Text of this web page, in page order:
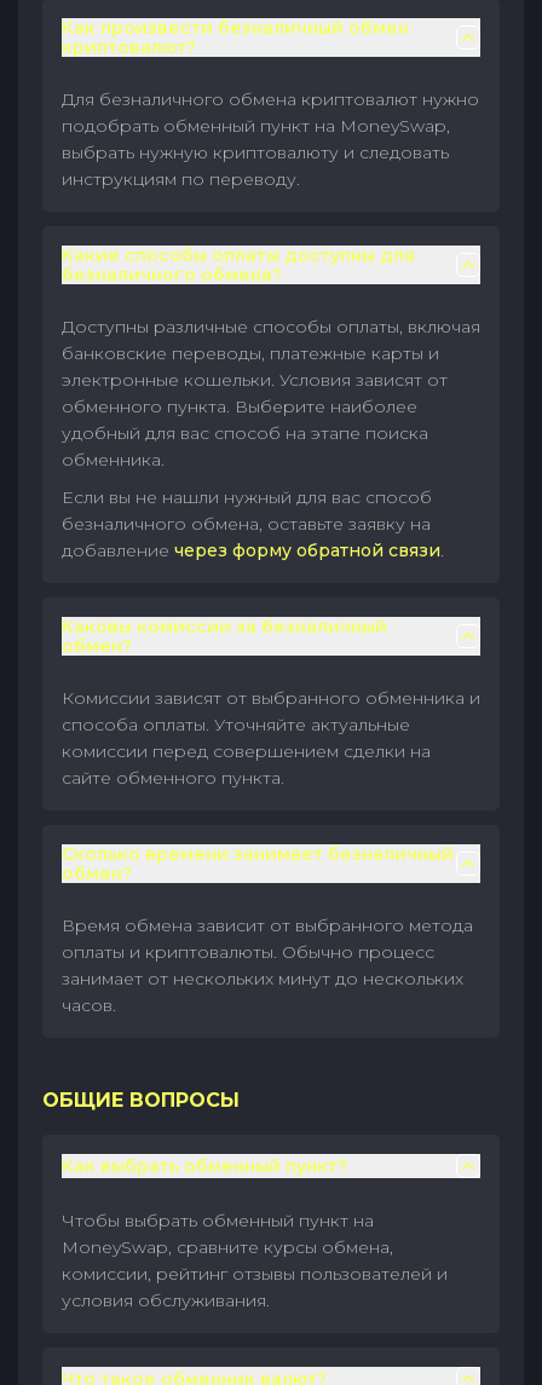
Как произвести безналичный обмен
криптовалют?
Для безналичного обмена криптовалют нужно
подобрать обменный пункт на MoneySwap,
выбрать нужную криптовалюту и следовать
инструкциям по переводу.
Какие способы оплаты доступны для
безналичного обмена?
Доступны различные способы оплаты, включая
банковские переводы, платежные карты и
электронные кошельки. Условия зависят от
обменного пункта. Выберите наиболее
удобный для вас способ на этапе поиска
обменника.
Если вы не нашли нужный для вас способ
безналичного обмена, оставьте заявку на
добавление через форму обратной связи.
Каковы комиссии за безналичный
обмен?
Комиссии зависят от выбранного обменника и
способа оплаты. Уточняйте актуальные
комиссии перед совершением сделки на
сайте обменного пункта.
Сколько времени занимает безналичный
обмен?
Время обмена зависит от выбранного метода
оплаты и криптовалюты. Обычно процесс
занимает от нескольких минут до нескольких
часов.
ОБЩИЕ ВОПРОСЫ
Как выбрать обменный пункт?
Чтобы выбрать обменный пункт на
MoneySwap, сравните курсы обмена,
комиссии, рейтинг отзывы пользователей и
условия обслуживания.
Что такое обменник валют?